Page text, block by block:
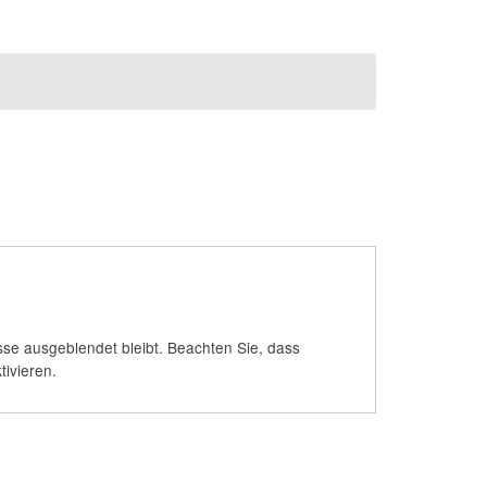
ausgeblendet bleibt. Beachten Sie, dass